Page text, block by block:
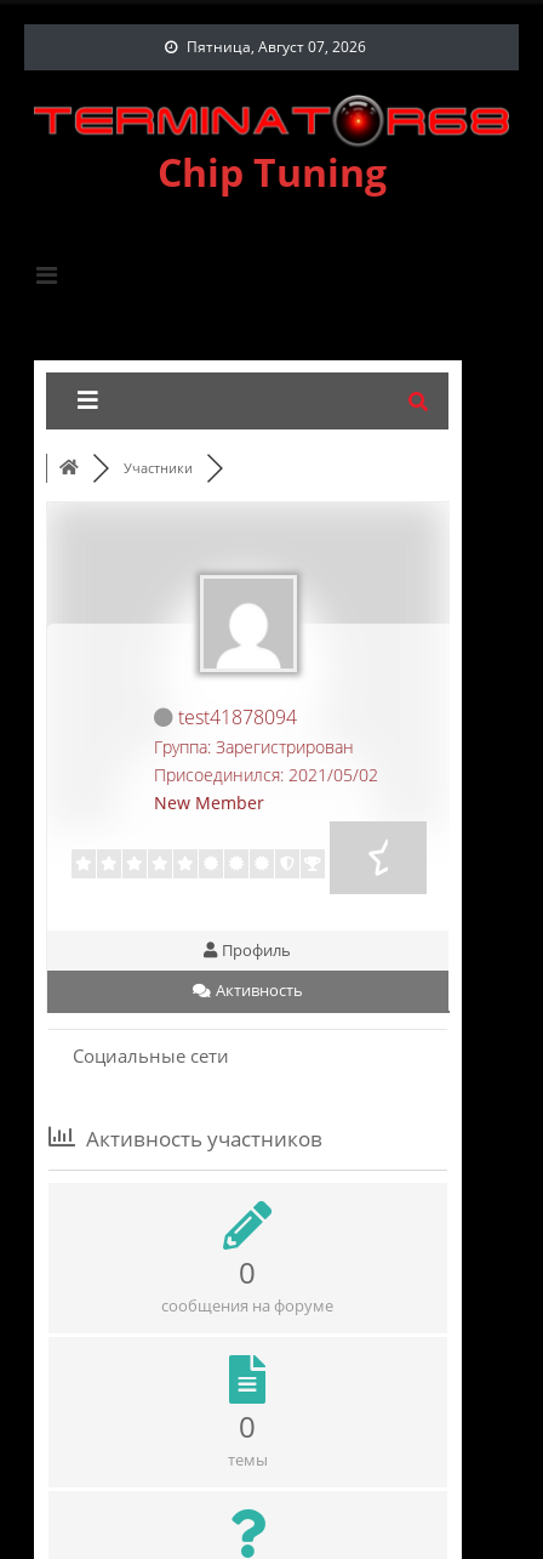
Пятница, Август 07, 2026
Chip Tuning
Участники
test41878094
Группа: Зарегистрирован
Присоединился: 2021/05/02
New Member
Профиль
Активность
Социальные сети
Активность участников
0
сообщения на форуме
0
темы